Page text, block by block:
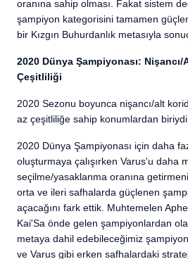
oranına sahip olması. Fakat sistem
şampiyon kategorisini tamamen
bir Kızgın Buhurdanlık metasıyla
2020 Dünya Şampiyonası: Nişancı/
Çeşitliliği
2020 Sezonu boyunca nişancı/alt
az çeşitliliğe sahip konumlardan
2020 Dünya Şampiyonası için daha
oluşturmaya çalışırken Varus'u daha
seçilme/yasaklanma oranına
orta ve ileri safhalarda güçlenen
açacağını fark ettik. Muhtemelen
Kai'Sa önde gelen şampiyonlardan
metaya dahil edebileceğimiz
ve Varus gibi erken safhalardaki